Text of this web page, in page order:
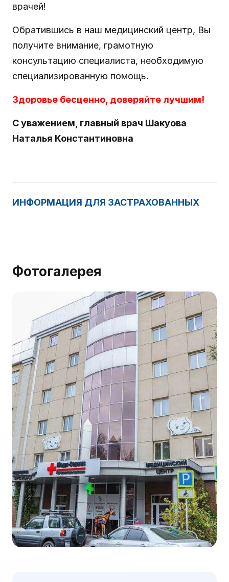
врачей!
Обратившись в наш медицинский центр, Вы
получите внимание, грамотную
консультацию специалиста, необходимую
специализированную помощь.
Здоровье бесценно, доверяйте лучшим!
С уважением, главный врач Шакуова
Наталья Константиновна
ИНФОРМАЦИЯ ДЛЯ ЗАСТРАХОВАННЫХ
Фотогалерея